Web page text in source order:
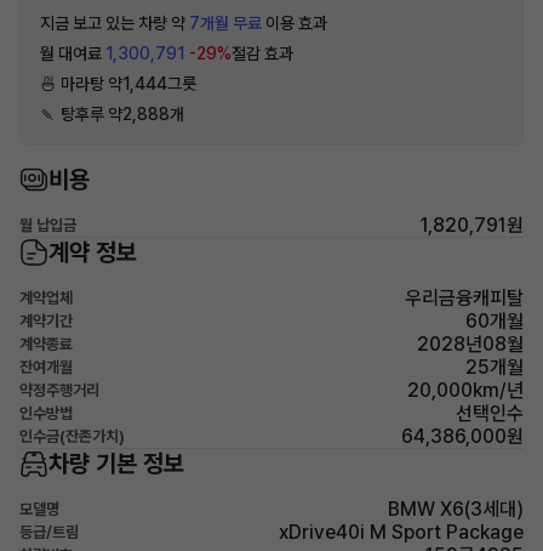
지금 보고 있는 차량 약 7개월 무료 이용 효과
월 대여료 1,300,791 -29%절감 효과
🍜 마라탕 약1,444그릇
🍡 탕후루 약2,888개
비용
월 납입금 1,820,791원
계약 정보
계약업체 우리금융캐피탈
계약기간 60개월
계약종료 2028년08월
잔여개월 25개월
약정주행거리 20,000km/년
인수방법 선택인수
인수금(잔존가치) 64,386,000원
차량 기본 정보
모델명 BMW X6(3세대)
등급/트림 xDrive40i M Sport Package